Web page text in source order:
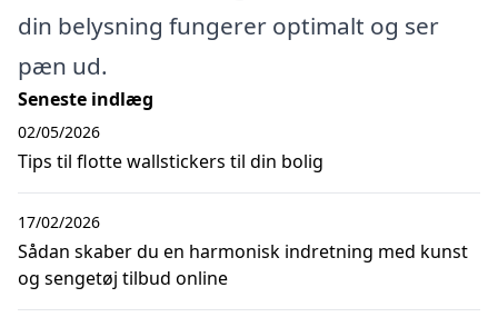
din belysning fungerer optimalt og ser
pæn ud.
Seneste indlæg
Tips til flotte wallstickers til din bolig
02/05/2026
Sådan skaber du en harmonisk indretning med kunst
og sengetøj tilbud online
17/02/2026